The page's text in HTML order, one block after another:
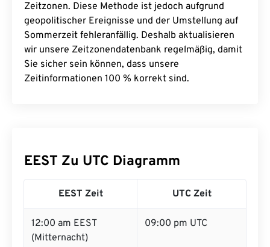
Zeitzonen. Diese Methode ist jedoch aufgrund
geopolitischer Ereignisse und der Umstellung auf
Sommerzeit fehleranfällig. Deshalb aktualisieren
wir unsere Zeitzonendatenbank regelmäßig, damit
Sie sicher sein können, dass unsere
Zeitinformationen 100 % korrekt sind.
EEST Zu UTC Diagramm
EEST Zeit UTC Zeit
12:00 am EEST
(Mitternacht)
09:00 pm UTC